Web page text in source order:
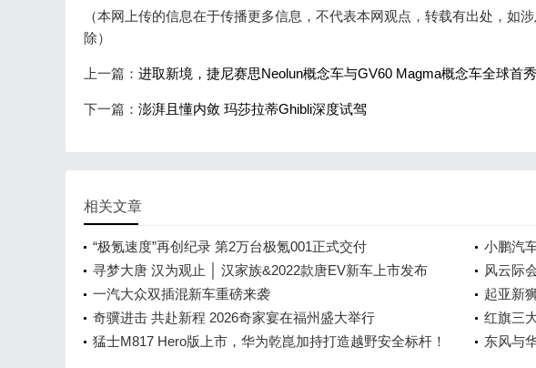
（本网上传的信息在于传播更多信息，不代表本网观点，转载有出处，如
除）
上一篇： 进取新境，捷尼赛思Neolun概念车与GV60 Magma概念车全球首秀
下一篇： 澎湃且懂内敛 玛莎拉蒂Ghibli深度试驾
相关文章
“极氪速度”再创纪录 第2万台极氪001正式交付
小鹏汽
车集群
寻梦大唐 汉为观止 │ 汉家族&2022款唐EV新车上市发布
会，敬请期待！
风云际
一汽大众双插混新车重磅来袭
起亚新
起
奇骥进击 共赴新程 2026奇家宴在福州盛大举行
红旗三
猛士M817 Hero版上市，华为乾崑加持打造越野安全标杆！
东风与